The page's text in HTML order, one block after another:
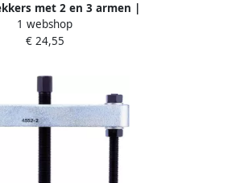
met 2 en 3 armen |
4543-1
1 webshop
€ 24,55